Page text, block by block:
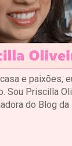
e paixões,
Sou Priscilla
do Blog da